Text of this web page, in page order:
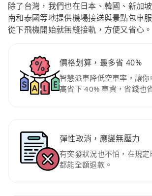
除了台灣，我們也在日本、韓國、新加
南和泰國等地提供機場接送與景點包車
從下飛機開始就無縫接軌，方便又省心。
價格划算，最多省 40%
智慧派車降低空車率，讓你
高省下 40% 車資，省錢也
彈性取消，應變無壓力
有突發狀況也不怕，在規定
都能全額退款。